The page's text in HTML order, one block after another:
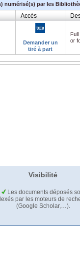
numérisé(s) par les
Accès
Demander un
tiré à part
or
Visibilité
Les documents déposés
par les moteurs de
(Google Scholar,…).